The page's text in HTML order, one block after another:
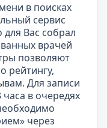
в поисках
сервис
Вас собрал
врачей
позволяют
рейтингу,
Для записи
часа в очередях
через